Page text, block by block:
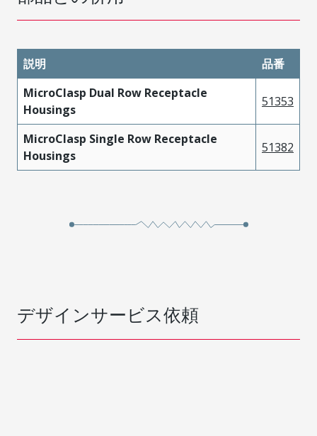
説明
品番
MicroClasp Dual Row Receptacle
Housings
51353
MicroClasp Single Row Receptacle
Housings
51382
デザインサービス依頼